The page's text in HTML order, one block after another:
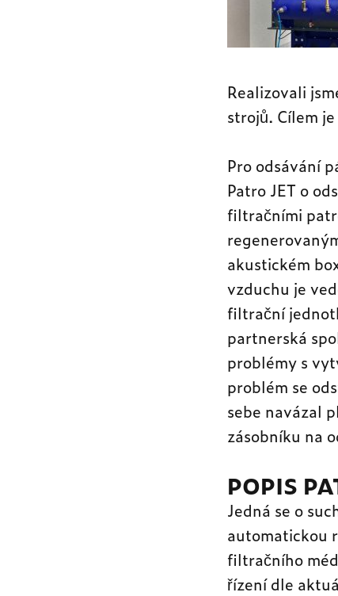
Realizovali
strojů. Cílem
Pro odsávání
Patro JET o
filtračními
akustickém
vzduchu je
filtrační
partnerská
problémy s
problém se
sebe navázal
zásobníku na
POPIS
Jedná se o
automatickou
filtračního
řízení dle